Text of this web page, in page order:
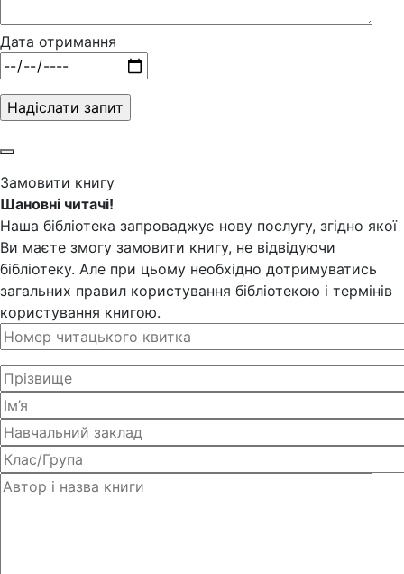
Дата отримання
Замовити книгу
Шановні читачі!
Наша бібліотека запроваджує нову послугу, згідно якої
Ви маєте змогу замовити книгу, не відвідуючи
бібліотеку. Але при цьому необхідно дотримуватись
загальних правил користування бібліотекою і термінів
користування книгою.